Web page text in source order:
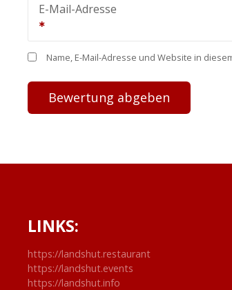
E-Mail-Adresse
Name, E-Mail-Adresse und Website in
LINKS:
https://landshut.restaurant
https://landshut.events
https://landshut.info